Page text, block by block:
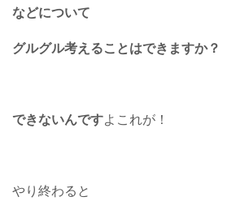
などについて
グルグル考えることはできますか？
できないんですよこれが！
やり終わると